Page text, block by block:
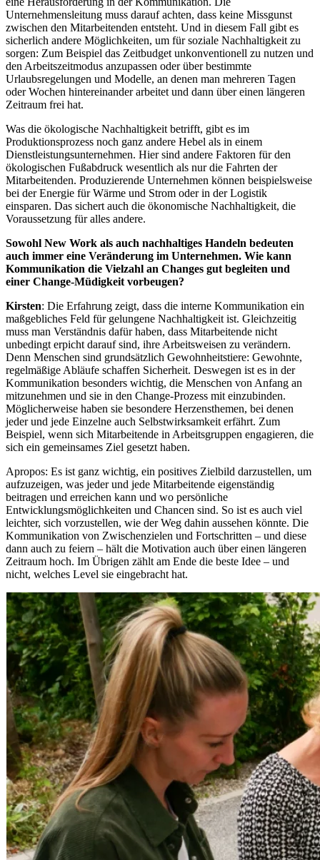
Unternehmensleitung muss darauf achten, dass keine Missgunst
zwischen den Mitarbeitenden entsteht. Und in diesem Fall gibt es
sicherlich andere Möglichkeiten, um für soziale Nachhaltigkeit zu
sorgen: Zum Beispiel das Zeitbudget unkonventionell zu nutzen und
den Arbeitszeitmodus anzupassen oder über bestimmte
Urlaubsregelungen und Modelle, an denen man mehreren Tagen
oder Wochen hintereinander arbeitet und dann über einen längeren
Zeitraum frei hat.
Was die ökologische Nachhaltigkeit betrifft, gibt es im
Produktionsprozess noch ganz andere Hebel als in einem
Dienstleistungsunternehmen. Hier sind andere Faktoren für den
ökologischen Fußabdruck wesentlich als nur die Fahrten der
Mitarbeitenden. Produzierende Unternehmen können beispielsweise
bei der Energie für Wärme und Strom oder in der Logistik
einsparen. Das sichert auch die ökonomische Nachhaltigkeit, die
Voraussetzung für alles andere.
Sowohl New Work als auch nachhaltiges Handeln bedeuten
auch immer eine Veränderung im Unternehmen. Wie kann
Kommunikation die Vielzahl an Changes gut begleiten und
einer Change-Müdigkeit vorbeugen?
Kirsten: Die Erfahrung zeigt, dass die interne Kommunikation ein
maßgebliches Feld für gelungene Nachhaltigkeit ist. Gleichzeitig
muss man Verständnis dafür haben, dass Mitarbeitende nicht
unbedingt erpicht darauf sind, ihre Arbeitsweisen zu verändern.
Denn Menschen sind grundsätzlich Gewohnheitstiere: Gewohnte,
regelmäßige Abläufe schaffen Sicherheit. Deswegen ist es in der
Kommunikation besonders wichtig, die Menschen von Anfang an
mitzunehmen und sie in den Change-Prozess mit einzubinden.
Möglicherweise haben sie besondere Herzensthemen, bei denen
jeder und jede Einzelne auch Selbstwirksamkeit erfährt. Zum
Beispiel, wenn sich Mitarbeitende in Arbeitsgruppen engagieren, die
sich ein gemeinsames Ziel gesetzt haben.
Apropos: Es ist ganz wichtig, ein positives Zielbild darzustellen, um
aufzuzeigen, was jeder und jede Mitarbeitende eigenständig
beitragen und erreichen kann und wo persönliche
Entwicklungsmöglichkeiten und Chancen sind. So ist es auch viel
leichter, sich vorzustellen, wie der Weg dahin aussehen könnte. Die
Kommunikation von Zwischenzielen und Fortschritten – und diese
dann auch zu feiern – hält die Motivation auch über einen längeren
Zeitraum hoch. Im Übrigen zählt am Ende die beste Idee – und
nicht, welches Level sie eingebracht hat.